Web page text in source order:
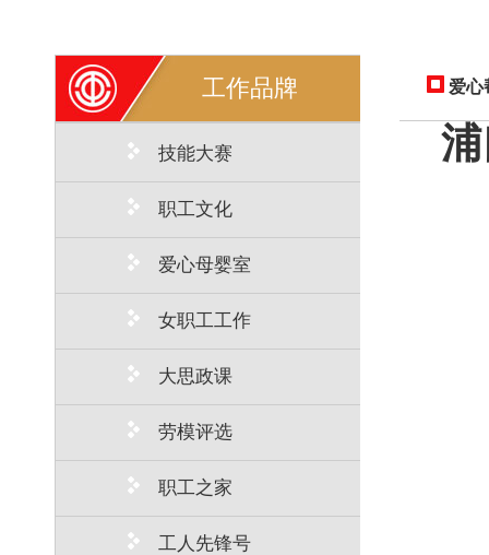
工作品牌
技能大赛
职工文化
爱心母婴室
女职工工作
大思政课
劳模评选
职工之家
工人先锋号
爱心